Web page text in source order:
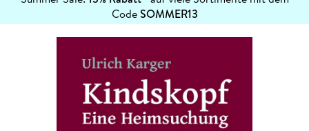
CodeSOMMER13
erfahren